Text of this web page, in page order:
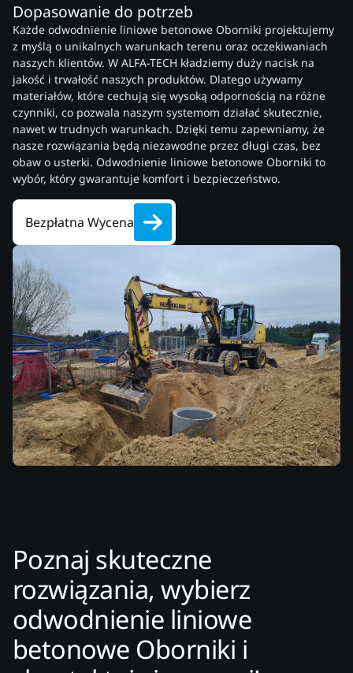
Dopasowanie do potrzeb
Każde odwodnienie liniowe betonowe Oborniki projektujemy
z myślą o unikalnych warunkach terenu oraz oczekiwaniach
naszych klientów. W ALFA-TECH kładziemy duży nacisk na
jakość i trwałość naszych produktów. Dlatego używamy
materiałów, które cechują się wysoką odpornością na różne
czynniki, co pozwala naszym systemom działać skutecznie,
nawet w trudnych warunkach. Dzięki temu zapewniamy, że
nasze rozwiązania będą niezawodne przez długi czas, bez
obaw o usterki. Odwodnienie liniowe betonowe Oborniki to
wybór, który gwarantuje komfort i bezpieczeństwo.
Bezpłatna Wycena
Poznaj skuteczne
rozwiązania, wybierz
odwodnienie liniowe
betonowe Oborniki i